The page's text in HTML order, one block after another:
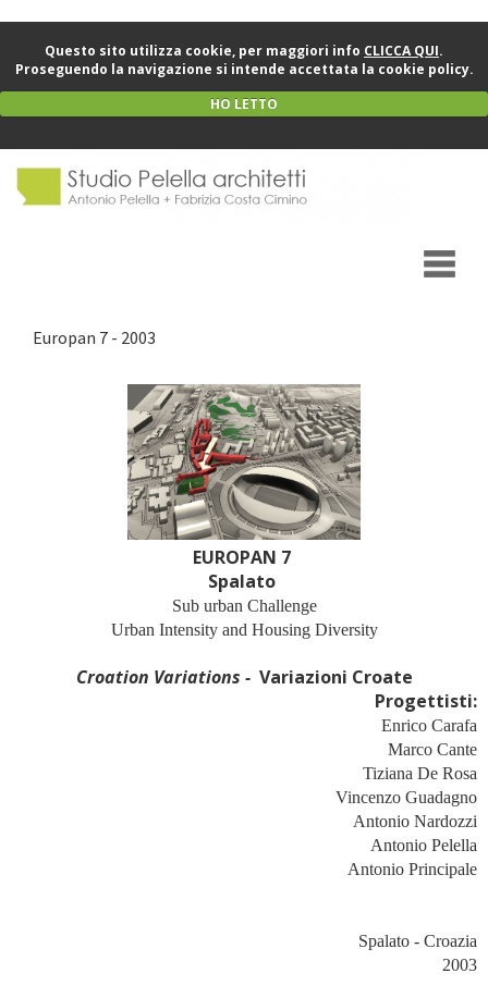
Questo sito utilizza cookie, per maggiori info CLICCA QUI.
Proseguendo la navigazione si intende accettata la cookie policy.
HO LETTO
Europan 7 - 2003
EUROPAN 7
Spalato
Sub urban Challenge
Urban Intensity and Housing Diversity
Croation Variations - Variazioni Croate
Progettisti:
Enrico Carafa
Marco Cante
Tiziana De Rosa
Vincenzo Guadagno
Antonio Nardozzi
Antonio Pelella
Antonio Principale
Spalato - Croazia
2003